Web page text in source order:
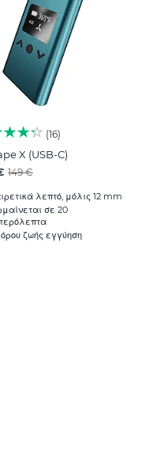
16
X (USB-C)
149 €
λεπτό, μόλις 12 mm
σε 20
ζωής εγγύηση